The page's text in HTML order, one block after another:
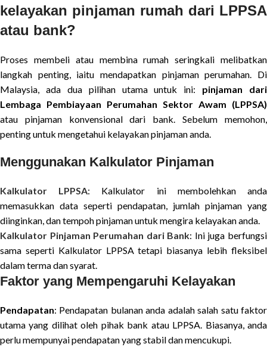
kelayakan pinjaman rumah dari LPPSA
atau bank?
Proses membeli atau membina rumah seringkali melibatkan
langkah penting, iaitu mendapatkan pinjaman perumahan. Di
Malaysia, ada dua pilihan utama untuk ini: pinjaman dari
Lembaga Pembiayaan Perumahan Sektor Awam (LPPSA)
atau pinjaman konvensional dari bank. Sebelum memohon,
penting untuk mengetahui kelayakan pinjaman anda.
Menggunakan Kalkulator Pinjaman
Kalkulator LPPSA: Kalkulator ini membolehkan anda
memasukkan data seperti pendapatan, jumlah pinjaman yang
diinginkan, dan tempoh pinjaman untuk mengira kelayakan anda.
Kalkulator Pinjaman Perumahan dari Bank: Ini juga berfungsi
sama seperti Kalkulator LPPSA tetapi biasanya lebih fleksibel
dalam terma dan syarat.
Faktor yang Mempengaruhi Kelayakan
Pendapatan: Pendapatan bulanan anda adalah salah satu faktor
utama yang dilihat oleh pihak bank atau LPPSA. Biasanya, anda
perlu mempunyai pendapatan yang stabil dan mencukupi.